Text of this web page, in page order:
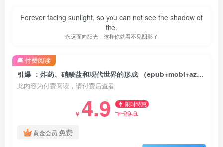
Forever facing sunlight, so you can not see the shadow of
the.
永远面向阳光，这样你就看不见阴影了
引爆 ：炸药、硝酸盐和现代世界的形成 （epub+mobi+azw3+pdf）
此内容为付费阅读，请付费后查看
￥ 4.9 限时特惠
￥29.9
黄金会员 免费
付费阅读